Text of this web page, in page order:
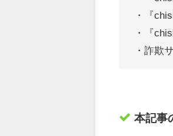
・『
・『
・詐欺
本記事